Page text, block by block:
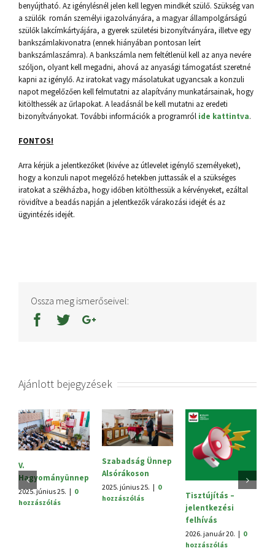
benyújtható. Az igénylésnél jelen kell legyen mindkét szülő. Szükség van
a szülők román személyi igazolványára, a magyar állampolgárságú
szülők lakcímkártyájára, a gyerek születési bizonyítványára, illetve egy
bankszámlakivonatra (ennek hiányában pontosan leírt
bankszámlaszámra). A bankszámla nem feltétlenül kell az anya nevére
szóljon, olyant kell megadni, ahová az anyasági támogatást szeretné
kapni az igénylő. Az iratokat vagy másolatukat ugyancsak a konzuli
napot megelőzően kell felmutatni az alapítvány munkatársainak, hogy
kitölthessék az űrlapokat. A leadásnál be kell mutatni az eredeti
bizonyítványokat. További információk a programról ide kattintva.
FONTOS!
Arra kérjük a jelentkezőket (kivéve az útlevelet igénylő személyeket),
hogy a konzuli napot megelőző hetekben juttassák el a szükséges
iratokat a székházba, hogy időben kitölthessük a kérvényeket, ezáltal
rövidítve a beadás napján a jelentkezők várakozási idejét és az
ügyintézés idejét.
Ossza meg ismerőseivel:
Ajánlott bejegyzések
V.
Hagyományünnep
2025. június 25. | 0
hozzászólás
Szabadság Ünnep
Alsórákoson
2025. június 25. | 0
hozzászólás
Tisztújítás –
jelentkezési
felhívás
2026. január 20. | 0
hozzászólás